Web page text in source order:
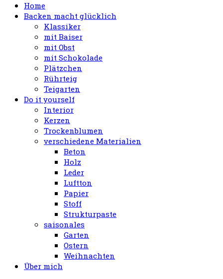
Home
Backen macht glücklich
Klassiker
mit Baiser
mit Obst
mit Schokolade
Plätzchen
Rührteig
Teigarten
Do it yourself
Interior
Kerzen
Trockenblumen
verschiedene Materialien
Beton
Holz
Leder
Luftton
Papier
Stoff
Strukturpaste
saisonales
Garten
Ostern
Weihnachten
Über mich